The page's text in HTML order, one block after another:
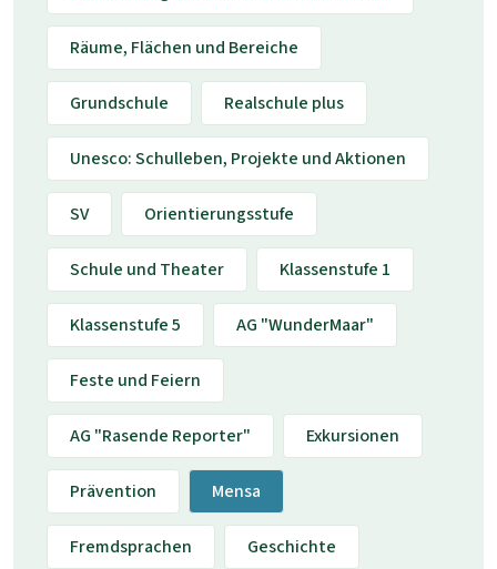
Räume, Flächen und Bereiche
Grundschule Realschule plus
Unesco: Schulleben, Projekte und Aktionen
SV Orientierungsstufe
Schule und Theater Klassenstufe 1
Klassenstufe 5 AG "WunderMaar"
Feste und Feiern
AG "Rasende Reporter" Exkursionen
Prävention Mensa
Fremdsprachen Geschichte